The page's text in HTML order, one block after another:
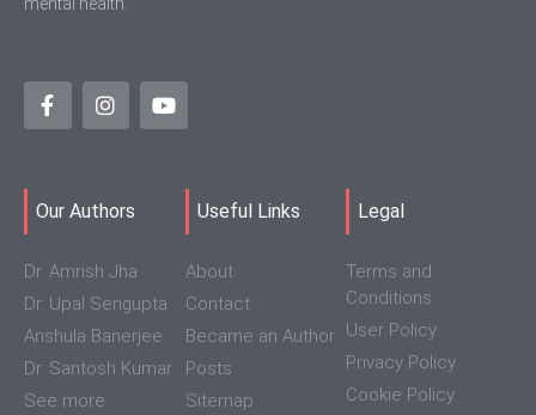
Our Authors
Dr. Amrish Jha
Dr. Upal Sengupta
Anshula Banerjee
Dr. Santosh Kumar
See more
Useful Links
About
Contact
Became an Author
Posts
Sitemap
Legal
Terms and
Conditions
User Policy
Privacy Policy
Cookie Policy